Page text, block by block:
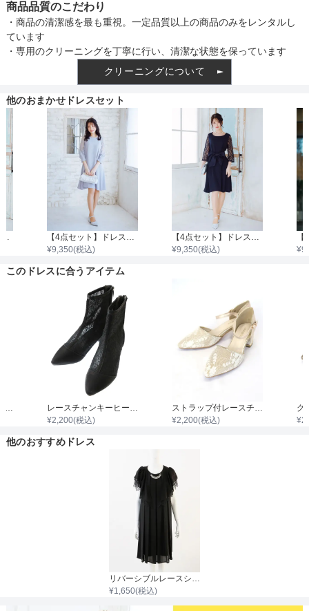
商品品質のこだわり
・商品の清潔感を最も重視。一定品質以上の商品のみをレンタルし
ています
・専用のクリーニングを丁寧に行い、清潔な状態を保っています
クリーニングについて
他のおまかせドレスセット
【4点セット】ドレス＆バッグ・ネックレス・イヤリング
【4点セット】ドレス＆バッグ・ネックレス・イヤリング
¥9,350(税込)
【4点セット】ドレス＆バッグ・ネックレス・イヤリング
¥9,350(税込) ¥
このドレスに合うアイテム
ストラップ付シャイニーサテンハイヒール
レースチャンキーヒールブーツ
¥2,200(税込)
ストラップ付レースチャンキーヒール
¥2,200(税込) ¥
他のおすすめドレス
リバーシブルレースシフォンボレロ
¥1,650(税込)